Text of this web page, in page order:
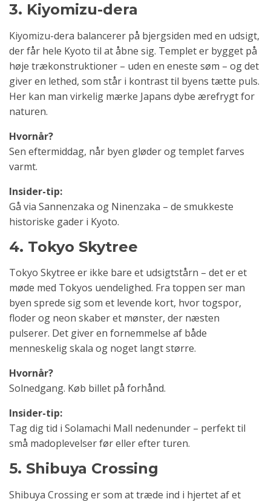
3. Kiyomizu-dera
Kiyomizu-dera balancerer på bjergsiden med en udsigt,
der får hele Kyoto til at åbne sig. Templet er bygget på
høje trækonstruktioner – uden en eneste søm – og det
giver en lethed, som står i kontrast til byens tætte puls.
Her kan man virkelig mærke Japans dybe ærefrygt for
naturen.
Hvornår?
Sen eftermiddag, når byen gløder og templet farves
varmt.
Insider-tip:
Gå via Sannenzaka og Ninenzaka – de smukkeste
historiske gader i Kyoto.
4. Tokyo Skytree
Tokyo Skytree er ikke bare et udsigtstårn – det er et
møde med Tokyos uendelighed. Fra toppen ser man
byen sprede sig som et levende kort, hvor togspor,
floder og neon skaber et mønster, der næsten
pulserer. Det giver en fornemmelse af både
menneskelig skala og noget langt større.
Hvornår?
Solnedgang. Køb billet på forhånd.
Insider-tip:
Tag dig tid i Solamachi Mall nedenunder – perfekt til
små madoplevelser før eller efter turen.
5. Shibuya Crossing
Shibuya Crossing er som at træde ind i hjertet af et